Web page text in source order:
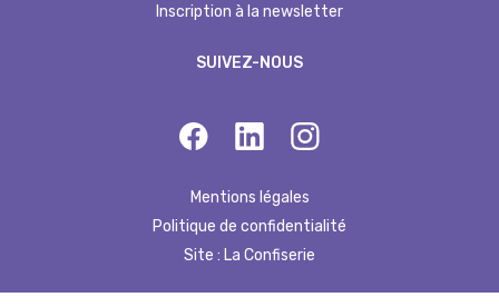
Inscription à la newsletter
SUIVEZ-NOUS
Mentions légales
Politique de confidentialité
Site : La Confiserie